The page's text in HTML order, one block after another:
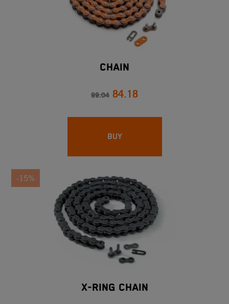
CHAIN
99.04 84.18
BUY
-15%
X-RING CHAIN